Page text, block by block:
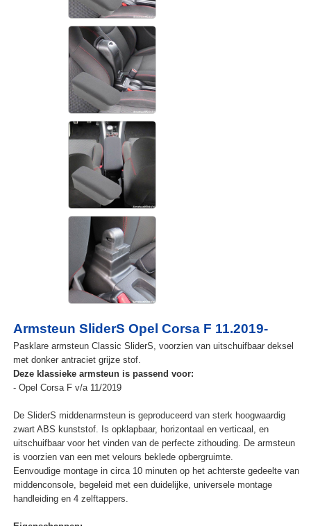
Armsteun SliderS Opel Corsa F 11.2019-
Pasklare armsteun Classic SliderS, voorzien van uitschuifbaar deksel
met donker antraciet grijze stof.
Deze klassieke armsteun is passend voor:
- Opel Corsa F v/a 11/2019
De SliderS middenarmsteun is geproduceerd van sterk hoogwaardig
zwart ABS kunststof. Is opklapbaar, horizontaal en verticaal, en
uitschuifbaar voor het vinden van de perfecte zithouding. De armsteun
is voorzien van een met velours beklede opbergruimte.
Eenvoudige montage in circa 10 minuten op het achterste gedeelte van
middenconsole, begeleid met een duidelijke, universele montage
handleiding en 4 zelftappers.